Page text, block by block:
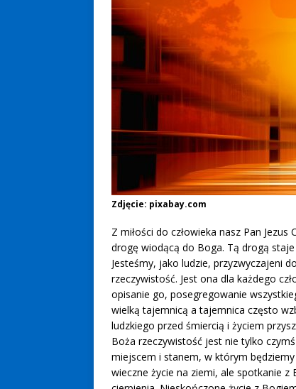
Zdjęcie: pixabay.com
Z miłości do człowieka nasz Pan
drogę wiodącą do Boga. Tą drogą
Jesteśmy, jako ludzie, przyzwyczajeni
rzeczywistość. Jest ona dla każdego
opisanie go, posegregowanie
wielką tajemnicą a tajemnica często
ludzkiego przed śmiercią i życiem
Boża rzeczywistość jest nie tylko
miejscem i stanem, w którym
wieczne życie na ziemi, ale spotkanie